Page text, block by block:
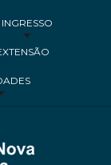
INGRESSO